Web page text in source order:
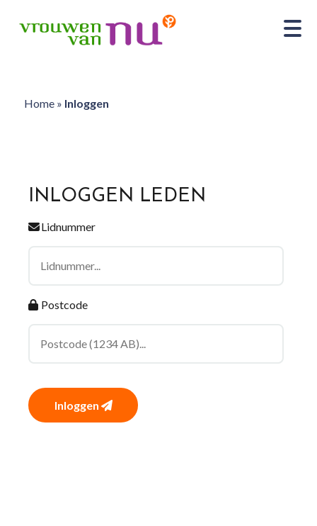
Home» Inloggen
INLOGGEN LEDEN
Lidnummer
Postcode
Inloggen